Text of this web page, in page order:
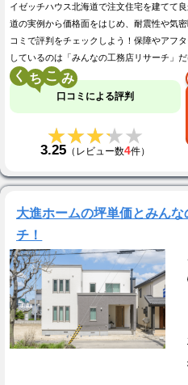
イゼッチハウス北海道で注文住宅を建てて
道の実例から価格面をはじめ、耐震性や気
コミで評判をチェックしよう！保障やアフ
しているのは「みんなの工務店リサーチ」だ
く こ
口コミによる評判
★★★★★
★★★★★
3.25 （レビュー数4件）
大進ホームの坪単価とみん
チ！